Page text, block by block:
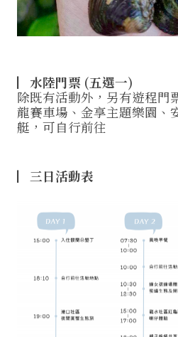
▏水陸門票 (五選一)
除既有活動外，另有遊程門
龍賽車場、金享主題樂園、
艇，可自行前往
▏三日活動表